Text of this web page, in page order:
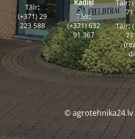
Tālr:
(+371) 29
223 588
Kadiķi
Tālr:
(+371) 632
91 367
Tālr:
Tālr:
© agrotehnika24.lv